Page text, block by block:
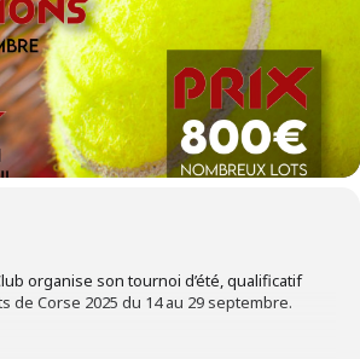
organise son tournoi d’été, qualificatif
de Corse 2025 du 14 au 29 septembre.